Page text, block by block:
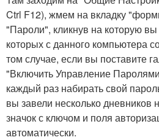
Ctrl F12), жмем на вкладку
"Пароли", кликнув на которую
которых с данного компьютера
том случае, если вы поставите
"Включить Управление
каждый раз набирать свой
вы завели несколько дневников
значок с ключом и поля
автоматически.